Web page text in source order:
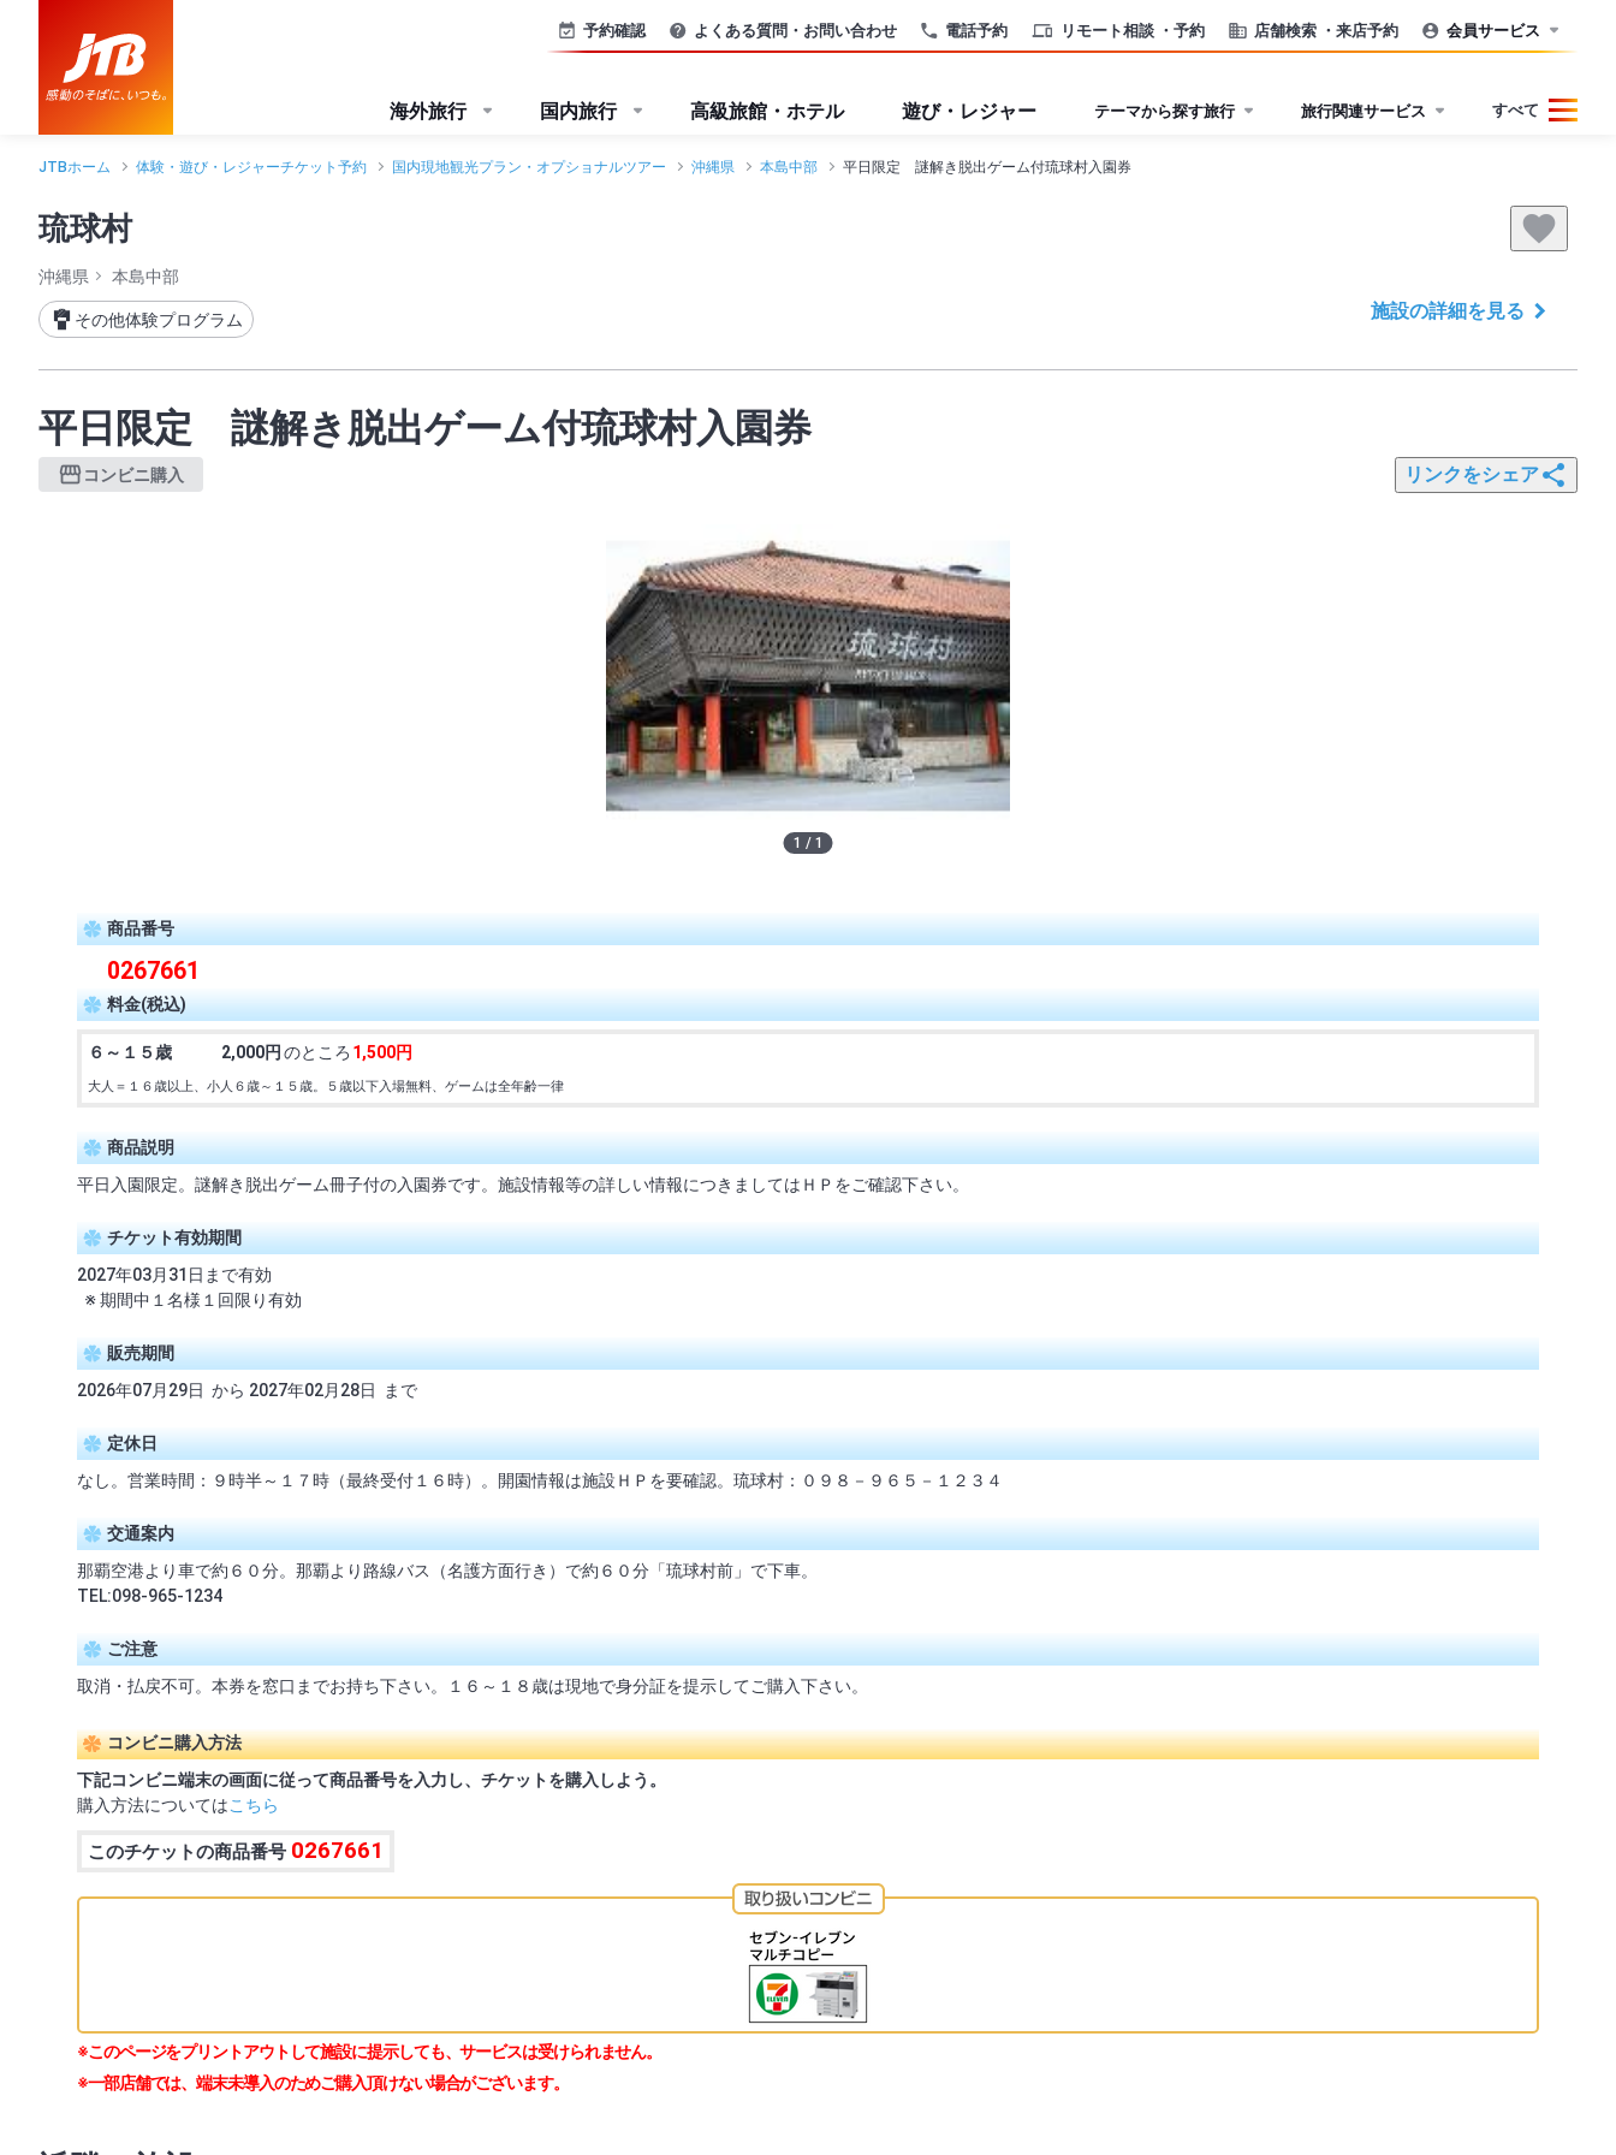
電話予約 リモート相談 ・予約 店舗検索 ・来店予約
予約確認 よくある質問・お問い合わせ 会員サービス
海外旅行 国内旅行 高級旅館・ホテル 遊び・レジャー テーマから探す旅行 旅行関連サービス すべて
JTBホーム 体験・遊び・レジャーチケット予約 国内現地観光プラン・オプショナルツアー 沖縄県 本島中部 平日限定 謎解き脱出ゲーム付琉球村入園券
琉球村
沖縄県 本島中部
その他体験プログラム 施設の詳細を見る
平日限定 謎解き脱出ゲーム付琉球村入園券
コンビニ購入 リンクをシェア
1 / 1
商品番号
0267661
料金(税込)
６～１５歳 2,000円 のところ 1,500円
大人＝１６歳以上、小人６歳～１５歳。５歳以下入場無料、ゲームは全年齢一律
商品説明
平日入園限定。謎解き脱出ゲーム冊子付の入園券です。施設情報等の詳しい情報につきましてはＨＰをご確認下さい。
チケット有効期間
2027年03月31日まで有効
※ 期間中１名様１回限り有効
販売期間
2026年07月29日 から 2027年02月28日 まで
定休日
なし。営業時間：９時半～１７時（最終受付１６時）。開園情報は施設ＨＰを要確認。琉球村：０９８－９６５－１２３４
交通案内
那覇空港より車で約６０分。那覇より路線バス（名護方面行き）で約６０分「琉球村前」で下車。
TEL:098-965-1234
ご注意
取消・払戻不可。本券を窓口までお持ち下さい。１６～１８歳は現地で身分証を提示してご購入下さい。
コンビニ購入方法
下記コンビニ端末の画面に従って商品番号を入力し、チケットを購入しよう。
購入方法についてはこちら
このチケットの商品番号 0267661
※このページをプリントアウトして施設に提示しても、サービスは受けられません。
※一部店舗では、端末未導入のためご購入頂けない場合がございます。